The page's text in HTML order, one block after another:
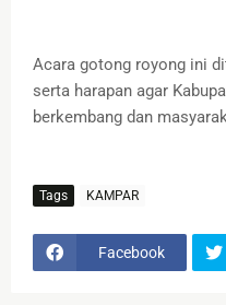
Acara gotong royong ini
serta harapan agar
berkembang dan
Tags KAMPAR
Facebook